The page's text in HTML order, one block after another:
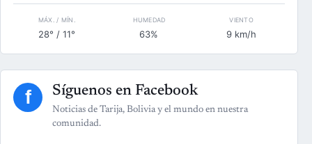
MÁX. / MÍN.
28° / 11°
HUMEDAD
63%
VIENTO
9 km/h
f Síguenos en Facebook
Noticias de Tarija, Bolivia y el mundo en nuestra
comunidad.